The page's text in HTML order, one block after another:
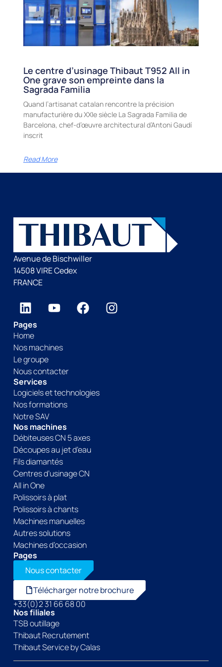
Le centre d’usinage Thibaut T952 All in
One grave son empreinte dans la
Sagrada Familia
Quand l’artisanat catalan rencontre la précision
manufacturière du XXIe siècle La Sagrada Familia de
Barcelona, chef-d’œuvre architectural d’Antoni Gaudí
inscrit
Read More
Avenue de Bischwiller
14508 VIRE Cedex
FRANCE
Pages
Home
Nos machines
Le groupe
Nous contacter
Services
Logiciels et technologies
Nos formations
Notre SAV
Nos machines
Débiteuses CN 5 axes
Découpes au jet d’eau
Fils diamantés
Centres d’usinage CN
All in One
Polissoirs à plat
Polissoirs à chants
Machines manuelles
Autres solutions
Machines d’occasion
Pages
Nous contacter
Télécharger notre brochure
+33(0)2 31 66 68 00
Nos filiales
TSB outillage
Thibaut Recrutement
Thibaut Service by Calas